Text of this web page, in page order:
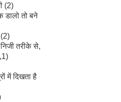
(2)
डालो तो बने
(2)
तरीके से,
में दिखता है